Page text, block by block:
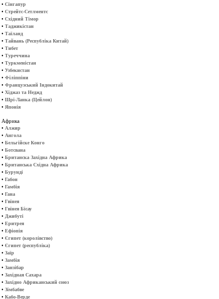
• Сінгапур
• Стрейтс-Сетлментс
• Східний Тімор
• Таджикістан
• Таїланд
• Тайвань (Республіка Китай)
• Тибет
• Туреччина
• Туркменістан
• Узбекистан
• Філіппіни
• Французський Індокитай
• Хіджаз та Неджд
• Шрі-Ланка (Цейлон)
• Японія
Африка
• Алжир
• Ангола
• Бельгійске Конго
• Ботсвана
• Британска Західна Африка
• Британська Східна Африка
• Бурунді
• Габон
• Гамбія
• Гана
• Гвінея
• Гвінея Бісау
• Джибуті
• Еритрея
• Ефіопія
• Єгипет (королівство)
• Єгипет (республіка)
• Заїр
• Замбія
• Занзібар
• Західная Сахара
• Західно Африканський союз
• Зімбабве
• Кабо-Верде